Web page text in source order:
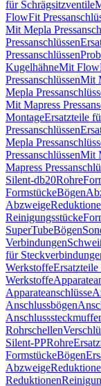
für Schrägsitzventile
FlowFit
Mit Mepla
Pressanschlüssen
Pressanschlüssen
KugelhähneMit
PressanschlüssenMit
Mepla
Mit Mapress
MontageErsatzteile
Pressanschlüssen
Mepla
PressanschlüssenMit
Mapress
Silent-db20Rohre
FormstückeBögen
Abzweige
Reinigungsstücke
SuperTubeBögen
Verbindungen
für
Werkstoffe
Werkstoffe
Apparateanschlüsse
Anschlussbögen
Rohrschellen
Silent-PPRohre
FormstückeBögen
Abzweige
Reduktionen